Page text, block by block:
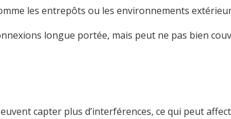
les entrepôts ou les environnements
longue portée, mais peut ne pas bien
capter plus d’interférences, ce qui peut